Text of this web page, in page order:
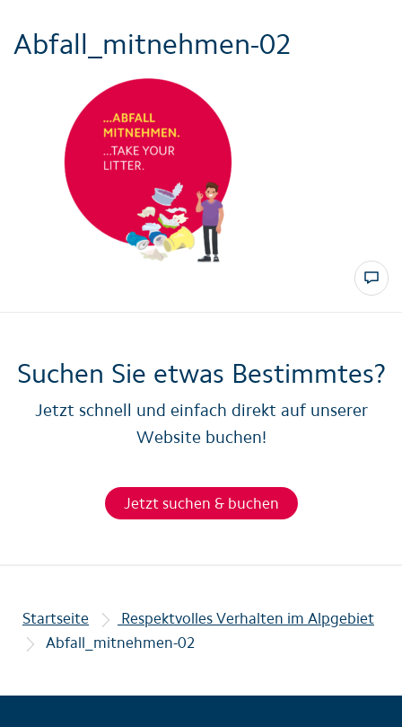
Abfall_mitnehmen-02
Suchen Sie etwas Bestimmtes?
Jetzt schnell und einfach direkt auf unserer
Website buchen!
Jetzt suchen & buchen
Startseite
Respektvolles Verhalten im Alpgebiet
Abfall_mitnehmen-02